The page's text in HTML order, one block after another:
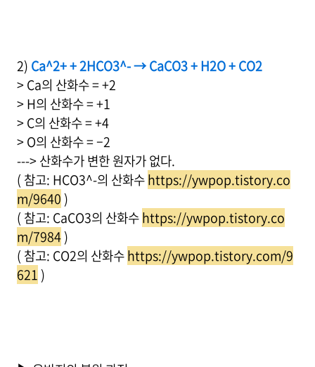
2) Ca^2+ + 2HCO3^- → CaCO3 + H2O + CO2
> Ca의 산화수 = +2
> H의 산화수 = +1
> C의 산화수 = +4
> O의 산화수 = –2
---> 산화수가 변한 원자가 없다.
( 참고: HCO3^-의 산화수https://ywpop.tistory.co
m/9640 )
( 참고: CaCO3의 산화수https://ywpop.tistory.co
m/7984)
( 참고: CO2의 산화수https://ywpop.tistory.com/9
621 )